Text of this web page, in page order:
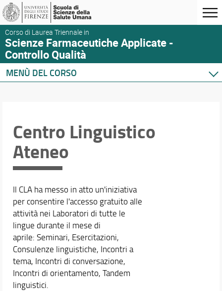
Corso di Laurea Triennale in
Scienze Farmaceutiche Applicate -
Controllo Qualità
MENÙ DEL CORSO
Orario e calendari
Centro Linguistico
Ateneo
Il CLA ha messo in atto un'iniziativa
per consentire l'accesso gratuito alle
attività nei Laboratori di tutte le
lingue durante il mese di
aprile: Seminari, Esercitazioni,
Consulenze linguistiche, Incontri a
tema, Incontri di conversazione,
Incontri di orientamento, Tandem
linguistici.